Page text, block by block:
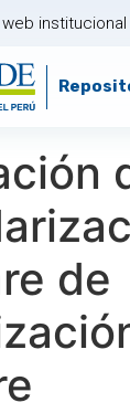
web institucional
de